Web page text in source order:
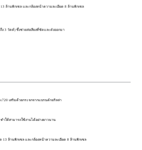
PNC550 นั้นมาพร้อมกับกล้องหลังความละเอียด 13 ล้านพิกเซล และกล้องหน้าความละเอียด 8 ล้านพิกเซล
3 วัตต์) ซึ่งช่วยส่งเสียงที่ชัดและดังออกมา
เสริมด้วยกระจกจากแบรนด์กอริลล่า
ำให้สามารถใช้งานได้อย่างยาวนาน
13 ล้านพิกเซล และกล้องหน้าความละเอียด 8 ล้านพิกเซล